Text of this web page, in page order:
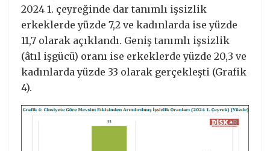
2024 1. çeyreğinde dar tanımlı işsizlik
erkeklerde yüzde 7,2 ve kadınlarda ise yüzde
11,7 olarak açıklandı. Geniş tanımlı işsizlik
(âtıl işgücü) oranı ise erkeklerde yüzde 20,3 ve
kadınlarda yüzde 33 olarak gerçekleşti (Grafik
4).